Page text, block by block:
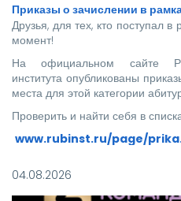
Приказы о зачислении в
Друзья, для тех, кто поступал
момент!
На официальном сайте
института опубликованы
места для этой категории
Проверить и найти себя в
www.rubinst.ru/page/
непростой путь! Ваше место
забронировано.
04.08.2026